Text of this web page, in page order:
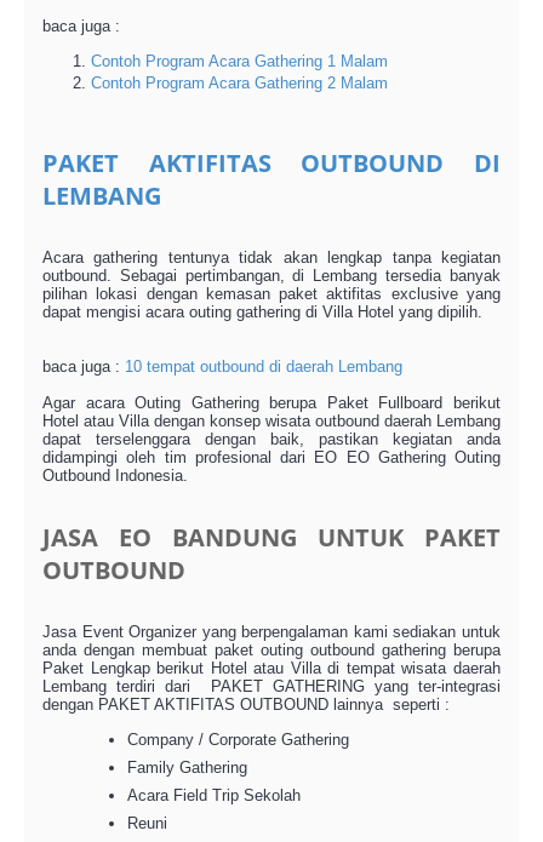
baca juga :
Contoh Program Acara Gathering 1 Malam
Contoh Program Acara Gathering 2 Malam
PAKET AKTIFITAS OUTBOUND DI
LEMBANG
Acara gathering tentunya tidak akan lengkap tanpa kegiatan
outbound. Sebagai pertimbangan, di Lembang tersedia banyak
pilihan lokasi dengan kemasan paket aktifitas exclusive yang
dapat mengisi acara outing gathering di Villa Hotel yang dipilih.
baca juga : 10 tempat outbound di daerah Lembang
Agar acara Outing Gathering berupa Paket Fullboard berikut
Hotel atau Villa dengan konsep wisata outbound daerah Lembang
dapat terselenggara dengan baik, pastikan kegiatan anda
didampingi oleh tim profesional dari EO EO Gathering Outing
Outbound Indonesia.
JASA EO BANDUNG UNTUK PAKET
OUTBOUND
Jasa Event Organizer yang berpengalaman kami sediakan untuk
anda dengan membuat paket outing outbound gathering berupa
Paket Lengkap berikut Hotel atau Villa di tempat wisata daerah
Lembang terdiri dari PAKET GATHERING yang ter-integrasi
dengan PAKET AKTIFITAS OUTBOUND lainnya seperti :
Company / Corporate Gathering
Family Gathering
Acara Field Trip Sekolah
Reuni